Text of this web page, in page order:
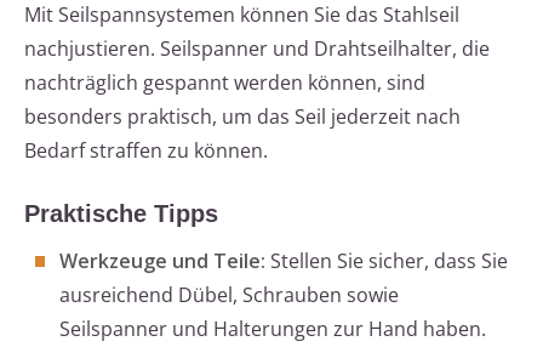
Mit Seilspannsystemen können Sie das Stahlseil
nachjustieren. Seilspanner und Drahtseilhalter, die
nachträglich gespannt werden können, sind
besonders praktisch, um das Seil jederzeit nach
Bedarf straffen zu können.
Praktische Tipps
Werkzeuge und Teile: Stellen Sie sicher, dass Sie
ausreichend Dübel, Schrauben sowie
Seilspanner und Halterungen zur Hand haben.